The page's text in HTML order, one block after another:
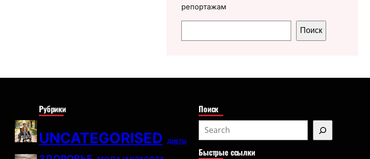
репортажам
о
Поиск
Рубрики
UNCATEGORISED ДИЕТЫ
Поиск
e
a
Быстрые ссылки